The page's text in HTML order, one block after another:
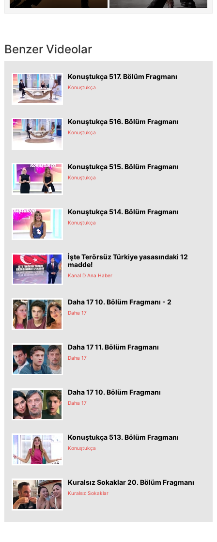
Benzer Videolar
Konuştukça 517. Bölüm Fragmanı
Konuştukça
Konuştukça 516. Bölüm Fragmanı
Konuştukça
Konuştukça 515. Bölüm Fragmanı
Konuştukça
Konuştukça 514. Bölüm Fragmanı
Konuştukça
İşte Terörsüz Türkiye yasasındaki 12
madde!
Kanal D Ana Haber
Daha 17 10. Bölüm Fragmanı - 2
Daha 17
Daha 17 11. Bölüm Fragmanı
Daha 17
Daha 17 10. Bölüm Fragmanı
Daha 17
Konuştukça 513. Bölüm Fragmanı
Konuştukça
Kuralsız Sokaklar 20. Bölüm Fragmanı
Kuralsız Sokaklar